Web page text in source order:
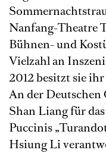
Nanfang-Theatre
Bühnen- und
Vielzahl an
2012 besitzt sie
An der Deutschen
Shan Liang für
Puccinis
Hsiung Li